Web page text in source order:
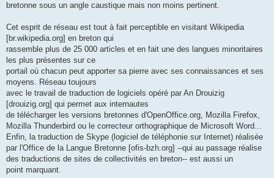
bretonne sous un angle caustique mais non moins pertinent.
Cet esprit de réseau est tout à fait perceptible en visitant Wikipedia
[br.wikipedia.org] en breton qui
rassemble plus de 25 000 articles et en fait une des langues minoritaires
les plus présentes sur ce
portail où chacun peut apporter sa pierre avec ses connaissances et ses
moyens. Réseau toujours
avec le travail de traduction de logiciels opéré par An Drouizig
[drouizig.org] qui permet aux internautes
de télécharger les versions bretonnes d'OpenOffice.org, Mozilla Firefox,
Mozilla Thunderbird ou le correcteur orthographique de Microsoft Word...
Enfin, la traduction de Skype (logiciel de téléphonie sur Internet) réalisée
par l'Office de la Langue Bretonne [ofis-bzh.org] --qui au passage réalise
des traductions de sites de collectivités en breton-- est aussi un
point marquant.